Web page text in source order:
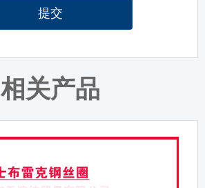
提交
相关产品